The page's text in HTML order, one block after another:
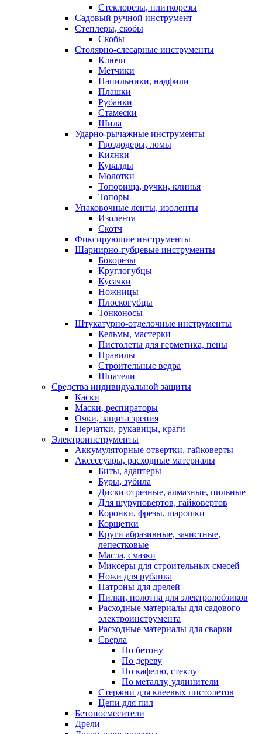
Стеклорезы, плиткорезы
Садовый ручной инструмент
Степлеры, скобы
Скобы
Столярно-слесарные инструменты
Ключи
Метчики
Напильники, надфили
Плашки
Рубанки
Стамески
Шила
Ударно-рычажные инструменты
Гвоздодеры, ломы
Киянки
Кувалды
Молотки
Топорища, ручки, клинья
Топоры
Упаковочные ленты, изоленты
Изолента
Скотч
Фиксирующие инструменты
Шарнирно-губцевые инструменты
Бокорезы
Круглогубцы
Кусачки
Ножницы
Плоскогубцы
Тонконосы
Штукатурно-отделочные инструменты
Кельмы, мастерки
Пистолеты для герметика, пены
Правилы
Строительные ведра
Шпатели
Средства индивидуальной защиты
Каски
Маски, респираторы
Очки, защита зрения
Перчатки, рукавицы, краги
Электроинструменты
Аккумуляторные отвертки, гайковерты
Аксессуары, расходные материалы
Биты, адаптеры
Буры, зубила
Диски отрезные, алмазные, пильные
Для шуруповертов, гайковертов
Коронки, фрезы, шарошки
Корщетки
Круги абразивные, зачистные,
лепестковые
Масла, смазки
Миксеры для строительных смесей
Ножи для рубанка
Патроны для дрелей
Пилки, полотна для электролобзиков
Расходные материалы для садового
электроинструмента
Расходные материалы для сварки
Сверла
По бетону
По дереву
По кафелю, стеклу
По металлу, удлинители
Стержни для клеевых пистолетов
Цепи для пил
Бетоносмесители
Дрели